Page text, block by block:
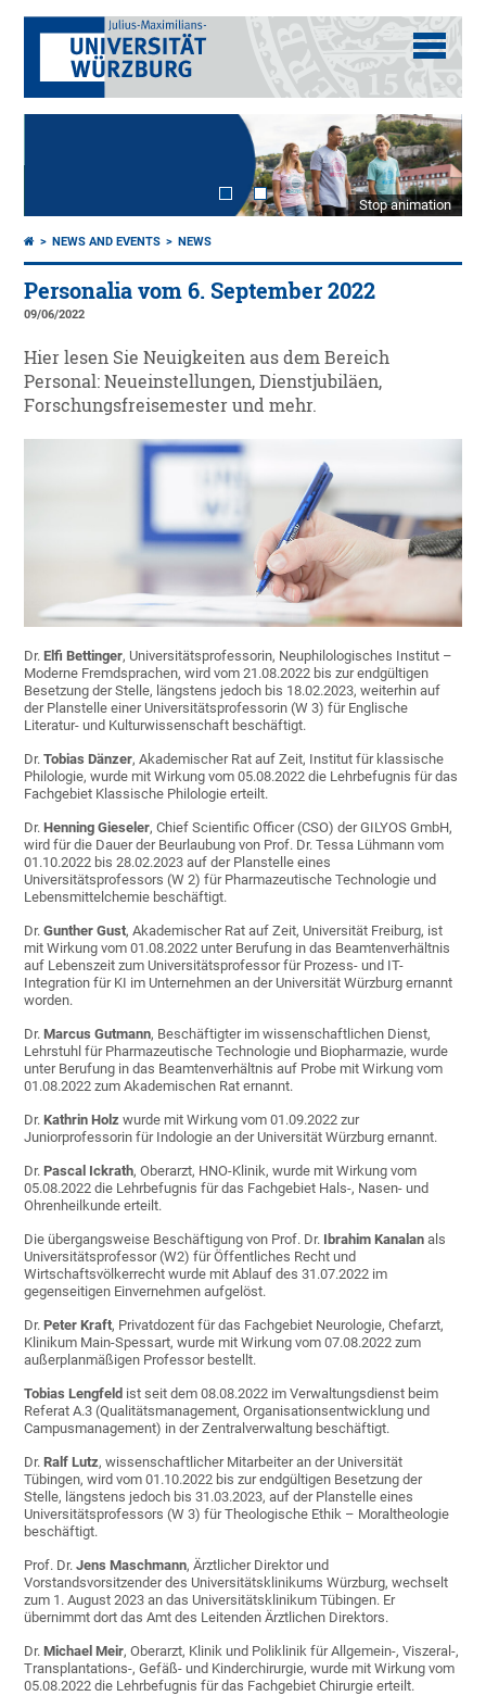
Stop animation
NEWS AND EVENTS NEWS
Personalia vom 6. September 2022
09/06/2022
Hier lesen Sie Neuigkeiten aus dem Bereich
Personal: Neueinstellungen, Dienstjubiläen,
Forschungsfreisemester und mehr.
Dr.Elfi Bettinger, Universitätsprofessorin, Neuphilologisches Institut –
Moderne Fremdsprachen, wird vom 21.08.2022 bis zur endgültigen
Besetzung der Stelle, längstens jedoch bis 18.02.2023, weiterhin auf
der Planstelle einer Universitätsprofessorin (W 3) für Englische
Literatur- und Kulturwissenschaft beschäftigt.
Dr.Tobias Dänzer, Akademischer Rat auf Zeit, Institut für klassische
Philologie, wurde mit Wirkung vom 05.08.2022 die Lehrbefugnis für das
Fachgebiet Klassische Philologie erteilt.
Dr.Henning Gieseler, Chief Scientific Officer (CSO) der GILYOS GmbH,
wird für die Dauer der Beurlaubung von Prof. Dr. Tessa Lühmann vom
01.10.2022 bis 28.02.2023 auf der Planstelle eines
Universitätsprofessors (W 2) für Pharmazeutische Technologie und
Lebensmittelchemie beschäftigt.
Dr.Gunther Gust, Akademischer Rat auf Zeit, Universität Freiburg, ist
mit Wirkung vom 01.08.2022 unter Berufung in das Beamtenverhältnis
auf Lebenszeit zum Universitätsprofessor für Prozess- und IT-
Integration für KI im Unternehmen an der Universität Würzburg ernannt
worden.
Dr.Marcus Gutmann, Beschäftigter im wissenschaftlichen Dienst,
Lehrstuhl für Pharmazeutische Technologie und Biopharmazie, wurde
unter Berufung in das Beamtenverhältnis auf Probe mit Wirkung vom
01.08.2022 zum Akademischen Rat ernannt.
Dr.Kathrin Holz wurde mit Wirkung vom 01.09.2022 zur
Juniorprofessorin für Indologie an der Universität Würzburg ernannt.
Dr.Pascal Ickrath, Oberarzt, HNO-Klinik, wurde mit Wirkung vom
05.08.2022 die Lehrbefugnis für das Fachgebiet Hals-, Nasen- und
Ohrenheilkunde erteilt.
Die übergangsweise Beschäftigung von Prof. Dr. Ibrahim Kanalan als
Universitätsprofessor (W2) für Öffentliches Recht und
Wirtschaftsvölkerrecht wurde mit Ablauf des 31.07.2022 im
gegenseitigen Einvernehmen aufgelöst.
Dr.Peter Kraft, Privatdozent für das Fachgebiet Neurologie, Chefarzt,
Klinikum Main-Spessart, wurde mit Wirkung vom 07.08.2022 zum
außerplanmäßigen Professor bestellt.
Tobias Lengfeld ist seit dem 08.08.2022 im Verwaltungsdienst beim
Referat A.3 (Qualitätsmanagement, Organisationsentwicklung und
Campusmanagement) in der Zentralverwaltung beschäftigt.
Dr.Ralf Lutz, wissenschaftlicher Mitarbeiter an der Universität
Tübingen, wird vom 01.10.2022 bis zur endgültigen Besetzung der
Stelle, längstens jedoch bis 31.03.2023, auf der Planstelle eines
Universitätsprofessors (W 3) für Theologische Ethik – Moraltheologie
beschäftigt.
Prof. Dr.Jens Maschmann, Ärztlicher Direktor und
Vorstandsvorsitzender des Universitätsklinikums Würzburg, wechselt
zum 1. August 2023 an das Universitätsklinikum Tübingen. Er
übernimmt dort das Amt des Leitenden Ärztlichen Direktors.
Dr.Michael Meir, Oberarzt, Klinik und Poliklinik für Allgemein-, Viszeral-,
Transplantations-, Gefäß- und Kinderchirurgie, wurde mit Wirkung vom
05.08.2022 die Lehrbefugnis für das Fachgebiet Chirurgie erteilt.